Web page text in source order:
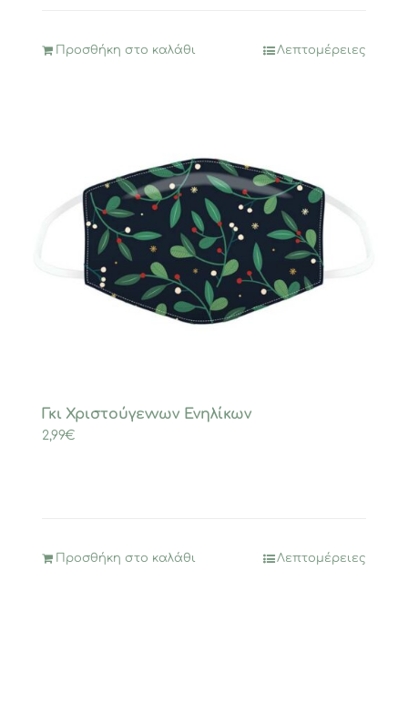
Προσθήκη στο καλάθι Λεπτομέρειες
Γκι Χριστούγεννων Ενηλίκων
2,99€
Προσθήκη στο καλάθι Λεπτομέρειες